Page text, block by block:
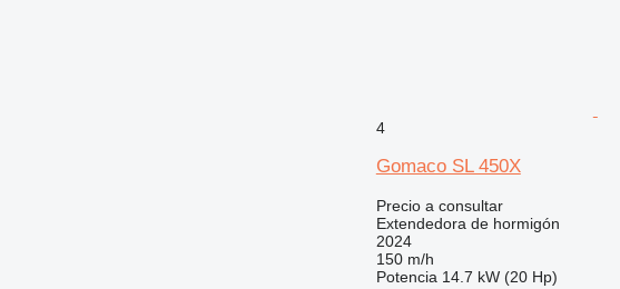
4
Gomaco SL 450X
Precio a consultar
Extendedora de hormigón
2024
150 m/h
Potencia 14.7 kW (20 Hp)